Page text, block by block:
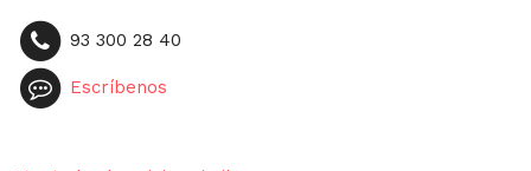
93 300 28 40
Escríbenos